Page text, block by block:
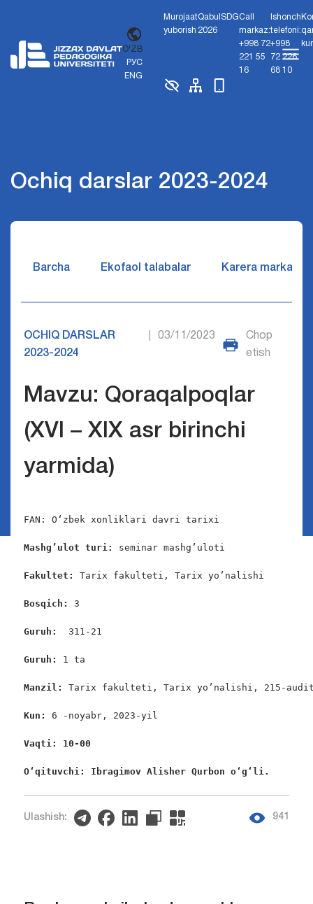
O'ZB
РУС
ENG
Murojaat
yuborish
Qabul
2026
SDGCall
markaz:
+998 72
221 55
16
Ishonch
telefoni:
+998
72 226
68 10
Ochiq darslar 2023-2024
Barcha Ekofaol talabalar Karera markazi
OCHIQ DARSLAR
2023-2024
03/11/2023
Chop
etish
Mavzu: Qoraqalpoqlar
(XVI – XIX asr birinchi
yarmida)
FAN: O‘zbek xonliklari davri tarixi
Mashg’ulot turi: seminar mashg’uloti
Fakultet: Tarix fakulteti, Tarix yo’nalishi
Bosqich: 3
Guruh: 311-21
Guruh: 1 ta
Manzil: Tarix fakulteti, Tarix yo’nalishi, 215-
Kun: 6 -noyabr, 2023-yil
Vaqti: 10-00
O‘qituvchi: Ibragimov Alisher Qurbon o‘g‘li.
Ulashish: 941